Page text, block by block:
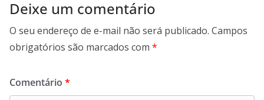
Deixe um comentário
O seu endereço de e-mail não será publicado. Campos
obrigatórios são marcados com *
Comentário *